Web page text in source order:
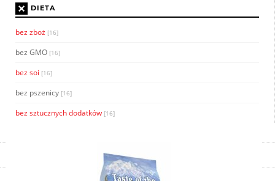
× DIETA
bez zboż [16]
bez GMO [16]
bez soi [16]
bez pszenicy [16]
bez sztucznych dodatków [16]